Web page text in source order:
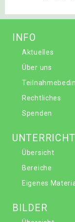
INFO
Aktuelles
Über uns
Rechtliches
Spenden
Übersicht
Bereiche
Eigenes
BILDER